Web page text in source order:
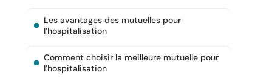
Les avantages des mutuelles pour
l’hospitalisation
Comment choisir la meilleure mutuelle pour
l’hospitalisation